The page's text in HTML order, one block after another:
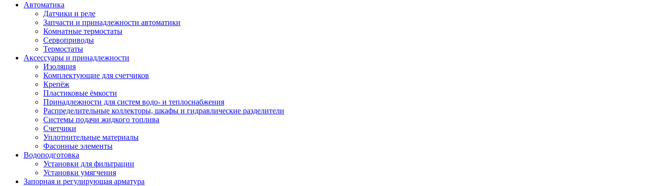
Автоматика
Датчики и реле
Запчасти и принадлежности автоматики
Комнатные термостаты
Сервоприводы
Термостаты
Аксессуары и принадлежности
Изоляция
Комплектующие для счетчиков
Крепёж
Пластиковые ёмкости
Принадлежности для систем водо- и теплоснабжения
Распределительные коллекторы, шкафы и гидравлические разделители
Системы подачи жидкого топлива
Счетчики
Уплотнительные материалы
Фасонные элементы
Водоподготовка
Установки для фильтрации
Установки умягчения
Запорная и регулирующая арматура